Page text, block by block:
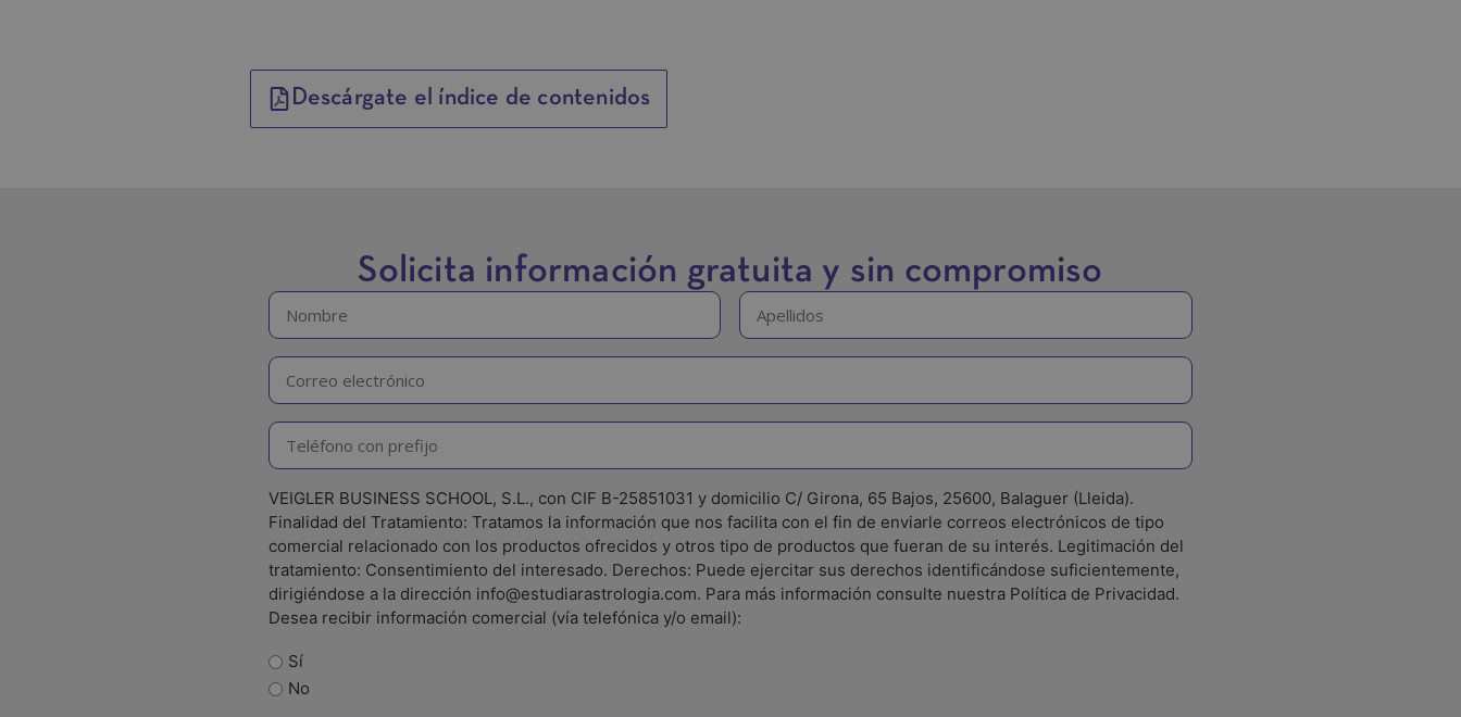
Descárgate el índice de contenidos
Solicita información gratuita y sin compromiso
Nombre
y
apellidos
(Obligatorio)
Apellidos
(Obligatorio)
Email
(Obligatorio)
Teléfono
(Obligatorio)
LOPD
VEIGLER BUSINESS SCHOOL, S.L., con CIF B-25851031 y domicilio C/ Girona, 65 Bajos, 25600, Balaguer (Lleida).
Finalidad del Tratamiento: Tratamos la información que nos facilita con el fin de enviarle correos electrónicos de tipo
comercial relacionado con los productos ofrecidos y otros tipo de productos que fueran de su interés. Legitimación del
tratamiento: Consentimiento del interesado. Derechos: Puede ejercitar sus derechos identificándose suficientemente,
dirigiéndose a la dirección info@estudiarastrologia.com. Para más información consulte nuestra Política de Privacidad.
Desea recibir información comercial (vía telefónica y/o email):
Sí
No